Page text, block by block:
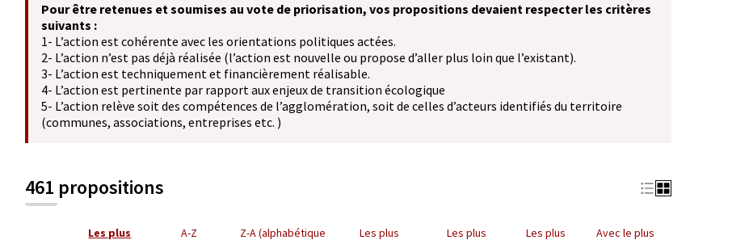
Pour être retenues et soumises au vote de priorisation, vos propositions devaient respecter les critères
suivants :
1- L’action est cohérente avec les orientations politiques actées.
2- L’action n’est pas déjà réalisée (l’action est nouvelle ou propose d’aller plus loin que l’existant).
3- L’action est techniquement et financièrement réalisable.
4- L’action est pertinente par rapport aux enjeux de transition écologique
5- L’action relève soit des compétences de l’agglomération, soit de celles d’acteurs identifiés du territoire
(communes, associations, entreprises etc. )
461 propositions
Les plus
A-Z
Z-A (alphabétique
Les plus
Les plus
Les plus
Avec le plus